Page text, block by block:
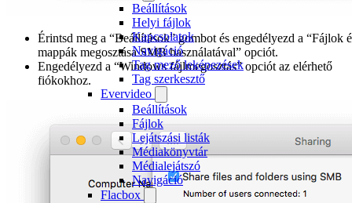
Beállítások
Helyi fájlok
Kapcsolatok
Navigáció
Tag mező leképezések
Tag szerkesztő
Evervideo
Beállítások
Fájlok
Lejátszási listák
Médiakönyvtár
Médialejátszó
Navigáció
Flacbox
Érintsd meg a “Beállítások” gombot és engedélyezd a “Fájlok
mappák megosztása SMB használatával” opciót.
Engedélyezd a “Windows fájlmegosztás” opciót az elérhető
fiókokhoz.